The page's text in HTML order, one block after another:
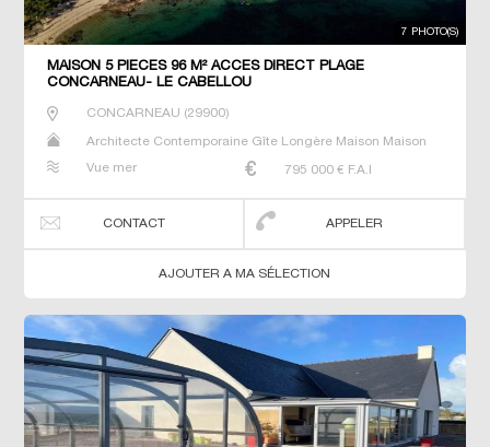
7 PHOTO(S)
MAISON 5 PIECES 96 M² ACCES DIRECT PLAGE
CONCARNEAU- LE CABELLOU
CONCARNEAU (29900)
Architecte Contemporaine Gîte Longère Maison Maison
Vue mer
795 000 € F.A.I
CONTACT APPELER
AJOUTER A MA SÉLECTION